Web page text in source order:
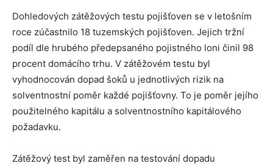
Dohledových zátěžových testu pojišťoven se v letošním
roce zúčastnilo 18 tuzemských pojišťoven. Jejich tržní
podíl dle hrubého předepsaného pojistného loni činil 98
procent domácího trhu. V zátěžovém testu byl
vyhodnocován dopad šoků u jednotlivých rizik na
solventnostní poměr každé pojišťovny. To je poměr jejího
použitelného kapitálu a solventnostního kapitálového
požadavku.
Zátěžový test byl zaměřen na testování dopadu